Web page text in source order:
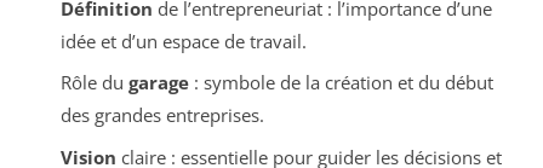
Définition de l’entrepreneuriat : l’importance d’une
idée et d’un espace de travail.
Rôle du garage: symbole de la création et du début
des grandes entreprises.
Vision claire : essentielle pour guider les décisions et